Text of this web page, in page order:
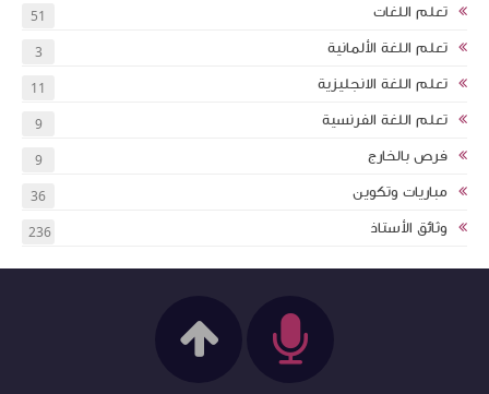
تعلم اللغات 51
تعلم اللغة الألمانية 3
تعلم اللغة الانجليزية 11
تعلم اللغة الفرنسية 9
فرص بالخارج 9
مباريات وتكوين 36
وثائق الأستاذ 236